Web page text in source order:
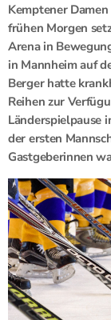
Kemptener
frühen Morgen
Arena in
in Mannheim auf
Berger hatte
Reihen zur
Länderspielpause
der ersten
Gastgeberinnen